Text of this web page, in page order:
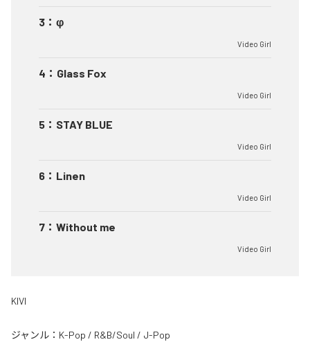
3 ： φ
Video Girl
4 ： Glass Fox
Video Girl
5 ： STAY BLUE
Video Girl
6 ： Linen
Video Girl
7 ： Without me
Video Girl
KIVI
ジャンル： K-Pop / R&B/Soul / J-Pop